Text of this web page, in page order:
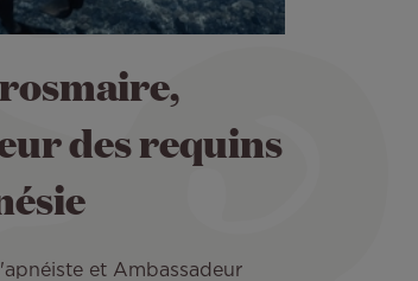
des requins
et Ambassadeur